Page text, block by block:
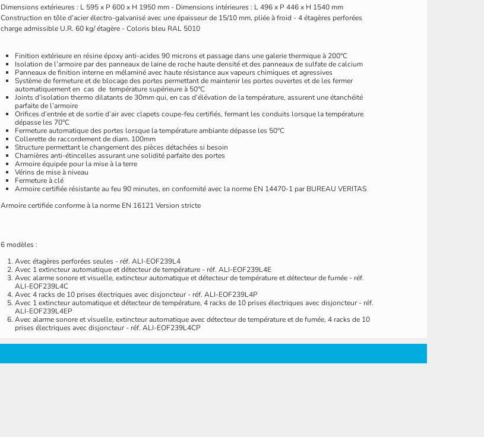
Dimensions extérieures : L 595 x P 600 x H 1950 mm - Dimensions intérieures : L 496 x P 446 x H 1540 mm
Construction en tôle d’acier électro-galvanisé avec une épaisseur de 15/10 mm, pliée à froid - 4 étagères perforées
charge admissible U.R. 60 kg/ étagère - Coloris bleu RAL 5010
Finition extérieure en résine époxy anti-acides 90 microns et passage dans une galerie thermique à 200°C
Isolation de l’armoire par des panneaux de laine de roche haute densité et des panneaux de sulfate de calcium
Panneaux de finition interne en mélaminé avec haute résistance aux vapeurs chimiques et agressives
Système de fermeture et de blocage des portes permettant de maintenir les portes ouvertes et de les fermer
automatiquement en cas de température supérieure à 50°C
Joints d’isolation thermo dilatants de 30mm qui, en cas d’élévation de la température, assurent une étanchéité
parfaite de l’armoire
Orifices d’entrée et de sortie d’air avec clapets coupe-feu certifiés, fermant les conduits lorsque la température
dépasse les 70°C
Fermeture automatique des portes lorsque la température ambiante dépasse les 50°C
Collerette de raccordement de diam. 100mm
Structure permettant le changement des pièces détachées si besoin
Charnières anti-étincelles assurant une solidité parfaite des portes
Armoire équipée pour la mise à la terre
Vérins de mise à niveau
Fermeture à clé
Armoire certifiée résistante au feu 90 minutes, en conformité avec la norme EN 14470-1 par BUREAU VERITAS
Armoire certifiée conforme à la norme EN 16121 Version stricte
6 modèles :
Avec étagères perforées seules - réf. ALI-EOF239L4
Avec 1 extincteur automatique et détecteur de température - réf. ALI-EOF239L4E
Avec alarme sonore et visuelle, extincteur automatique et détecteur de température et détecteur de fumée - réf.
ALI-EOF239L4C
Avec 4 racks de 10 prises électriques avec disjoncteur - réf. ALI-EOF239L4P
Avec 1 extincteur automatique et détecteur de température, 4 racks de 10 prises électriques avec disjoncteur - réf.
ALI-EOF239L4EP
Avec alarme sonore et visuelle, extincteur automatique avec détecteur de température et de fumée, 4 racks de 10
prises électriques avec disjoncteur - réf. ALI-EOF239L4CP